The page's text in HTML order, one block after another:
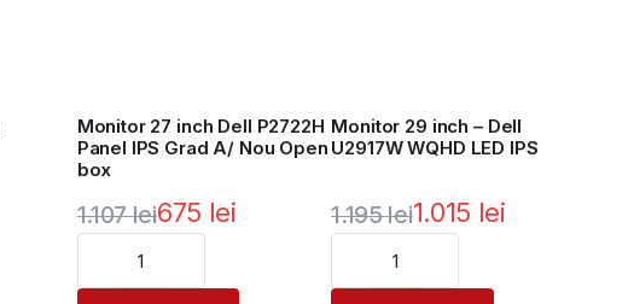
Monitor 27 inch Dell P2722H
Panel IPS Grad A/ Nou Open
box
1.107lei
Prețul
inițial
675 lei
Prețul
curent
Monitor 29 inch – Dell
U2917W WQHD LED IPS
1.195lei
Prețul
inițial
1.015 lei
Prețul
curent